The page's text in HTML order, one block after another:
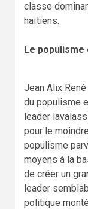
classe
haïtiens.
Le
Jean Alix
du populisme
leader
pour le
populisme
moyens à la
de créer un
leader
politique